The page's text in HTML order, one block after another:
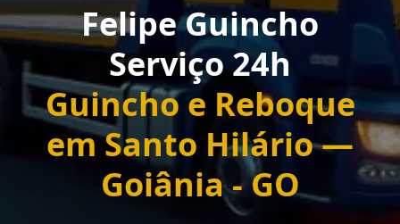
Felipe Guincho
Serviço 24h
Guincho e Reboque
em Santo Hilário —
Goiânia - GO